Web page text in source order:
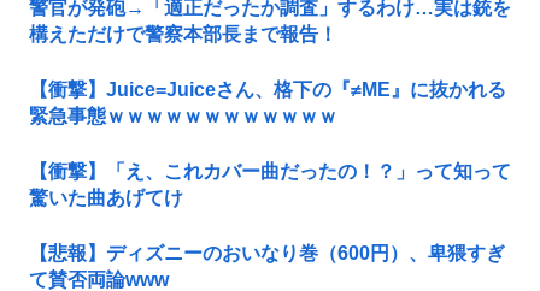
警官が発砲→「適正だったか調査」するわけ…実は銃を
構えただけで警察本部長まで報告！
【衝撃】Juice=Juiceさん、格下の『≠ME』に抜かれる
緊急事態ｗｗｗｗｗｗｗｗｗｗｗｗ
【衝撃】「え、これカバー曲だったの！？」って知って
驚いた曲あげてけ
【悲報】ディズニーのおいなり巻（600円）、卑猥すぎ
て賛否両論www